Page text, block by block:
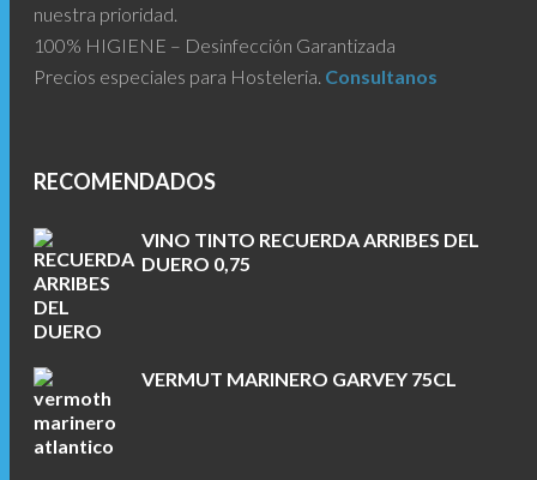
nuestra prioridad.
100% HIGIENE – Desinfección Garantizada
Precios especiales para Hosteleria. Consultanos
RECOMENDADOS
VINO TINTO RECUERDA ARRIBES DEL
DUERO 0,75
VERMUT MARINERO GARVEY 75CL